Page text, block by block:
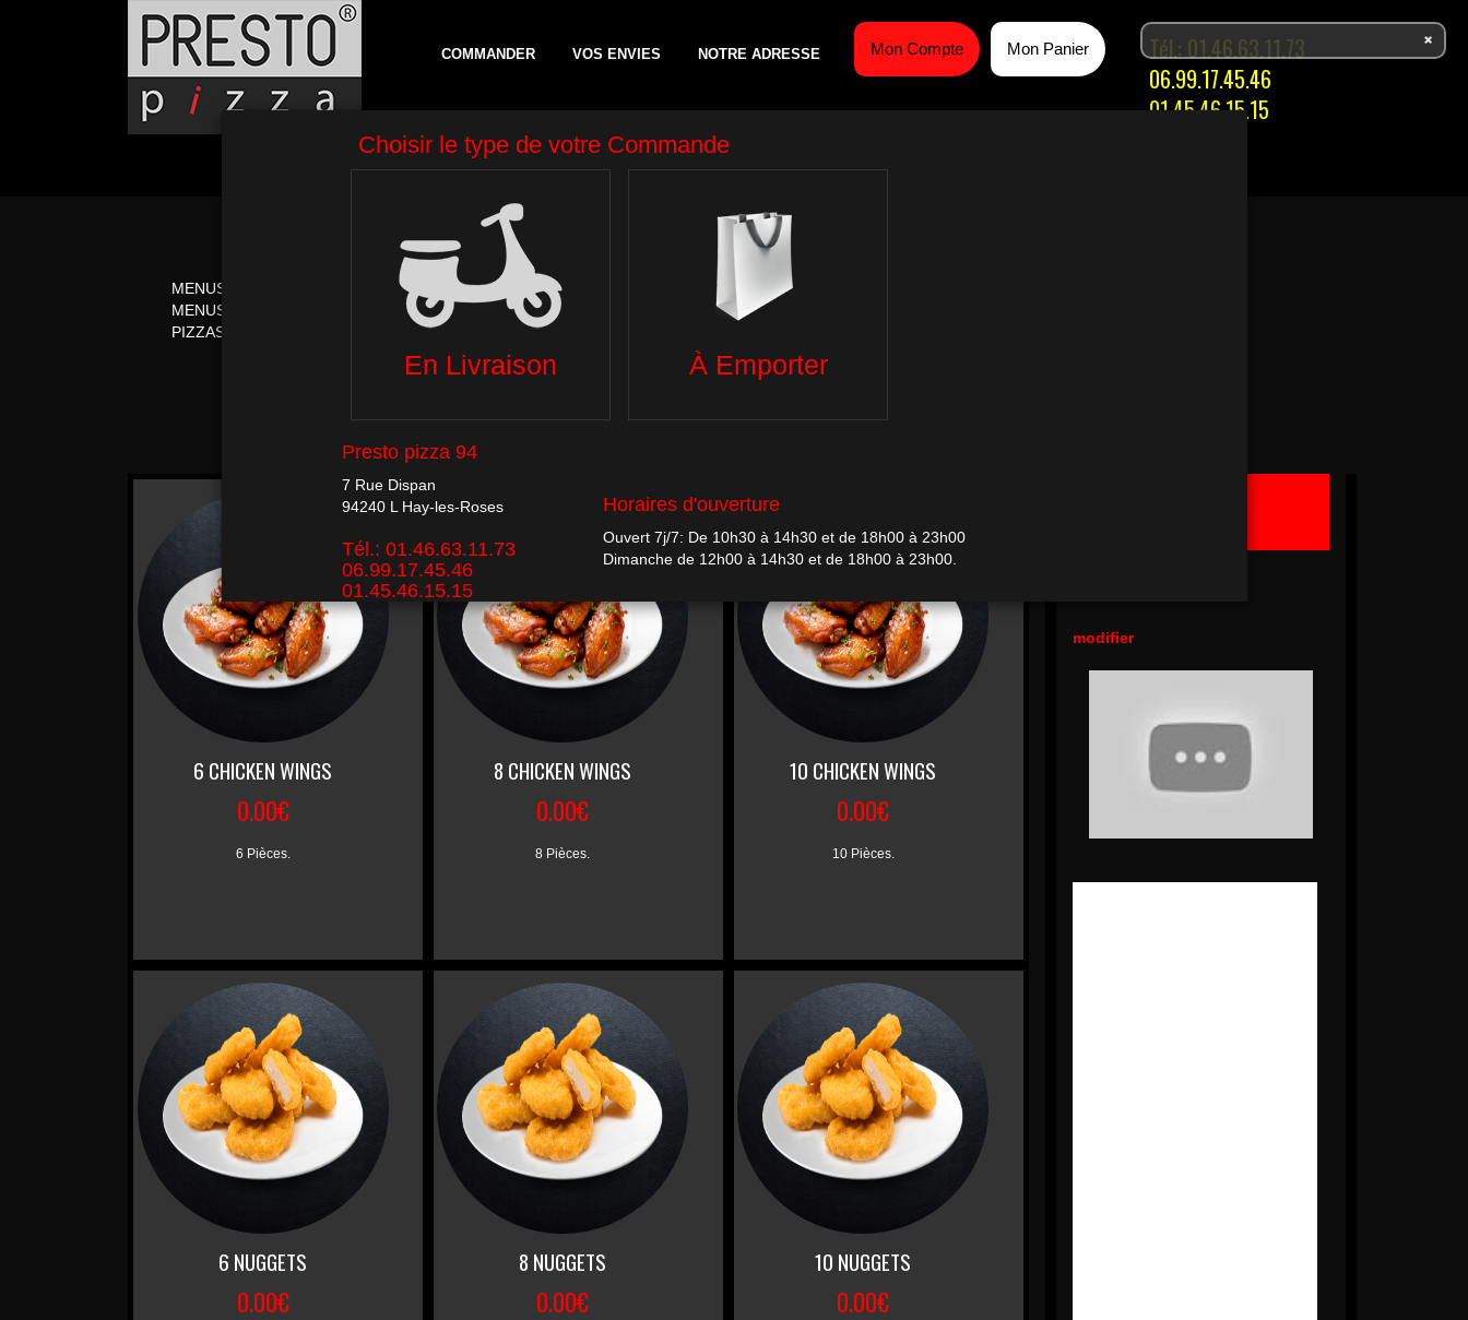
COMMANDER VOS ENVIES NOTRE ADRESSE Mon Compte Mon Panier Tél.:01.46.63.11.73
06.99.17.45.46
01.45.46.15.15
MENUS
MENUS MIDI
PIZZAS TOMATE
PIZZAS CRÈME FRAÎCHE
PIZZAS ITALIENNES
ESCALOPES DE VEAU
TEX MEX
6 CHICKEN WINGS
0.00€
6 Pièces.
8 CHICKEN WINGS
0.00€
8 Pièces.
10 CHICKEN WINGS
0.00€
10 Pièces.
6 NUGGETS
0.00€
8 NUGGETS
0.00€
10 NUGGETS
0.00€
modifier